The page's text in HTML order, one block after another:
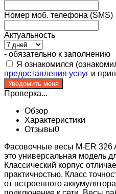
Номер моб. телефона (SMS)
Актуальность
- обязательно к заполнению
Я ознакомился
предоставления услуг и
Проверка...
Обзор
Характеристики
Отзывы0
Фасовочные весы M-ER 326
это универсальная модель
Классический корпус
практичностью. Класс
от встроенного